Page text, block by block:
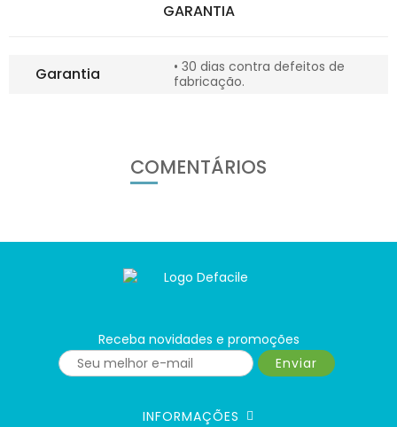
GARANTIA
Garantia
• 30 dias contra defeitos de
fabricação.
COMENTÁRIOS
Receba novidades e promoções
Enviar
INFORMAÇÕES